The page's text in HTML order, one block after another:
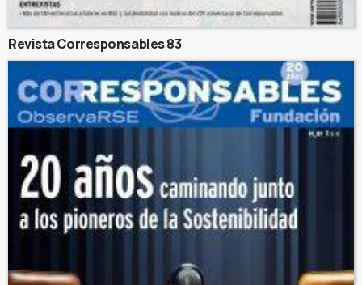
Revista Corresponsables 83